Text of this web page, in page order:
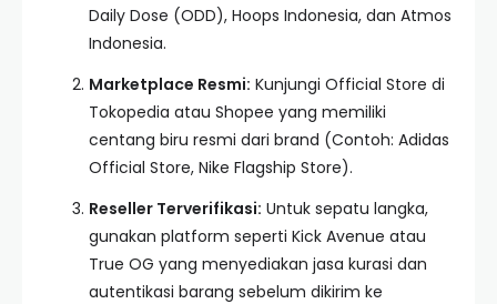
Daily Dose (ODD), Hoops Indonesia, dan Atmos
Indonesia.
Marketplace Resmi: Kunjungi Official Store di
Tokopedia atau Shopee yang memiliki
centang biru resmi dari brand (Contoh: Adidas
Official Store, Nike Flagship Store).
Reseller Terverifikasi: Untuk sepatu langka,
gunakan platform seperti Kick Avenue atau
True OG yang menyediakan jasa kurasi dan
autentikasi barang sebelum dikirim ke